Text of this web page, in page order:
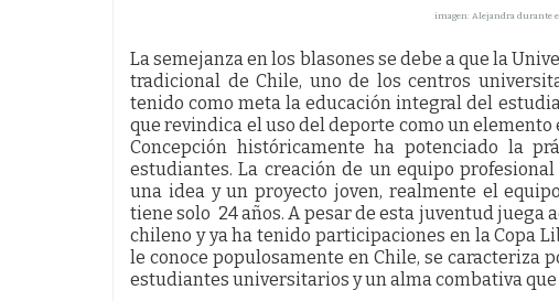
imagen: Alejandra durante
La semejanza en los blasones se debe a que la
tradicional de Chile, uno de los centros
tenido como meta la educación integral del
que revindica el uso del deporte como un
Concepción históricamente ha potenciado la
estudiantes. La creación de un equipo
una idea y un proyecto joven, realmente el
tiene solo 24 años. A pesar de esta juventud
chileno y ya ha tenido participaciones en la Copa
le conoce populosamente en Chile, se
estudiantes universitarios y un alma combativa